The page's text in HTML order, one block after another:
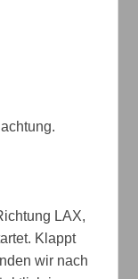
LAX,
Klappt
wir nach